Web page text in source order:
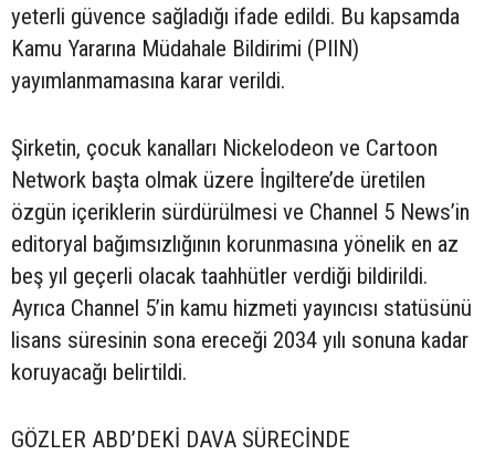
yeterli güvence sağladığı ifade edildi. Bu kapsamda
Kamu Yararına Müdahale Bildirimi (PIIN)
yayımlanmamasına karar verildi.
Şirketin, çocuk kanalları Nickelodeon ve Cartoon
Network başta olmak üzere İngiltere’de üretilen
özgün içeriklerin sürdürülmesi ve Channel 5 News’in
editoryal bağımsızlığının korunmasına yönelik en az
beş yıl geçerli olacak taahhütler verdiği bildirildi.
Ayrıca Channel 5’in kamu hizmeti yayıncısı statüsünü
lisans süresinin sona ereceği 2034 yılı sonuna kadar
koruyacağı belirtildi.
GÖZLER ABD’DEKİ DAVA SÜRECİNDE